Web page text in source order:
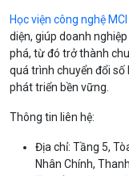
Học viện công nghệ MCI
diện, giúp doanh
phá, từ đó trở thành
quá trình chuyển đổi số
phát triển bền vững.
Thông tin liên hệ:
Địa chỉ: Tầng 5,
Nhân Chính,